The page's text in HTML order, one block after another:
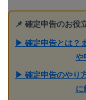
📌 確定申告のお役
▶ 確定申告とは？
や
▶ 確定申告のやり
に